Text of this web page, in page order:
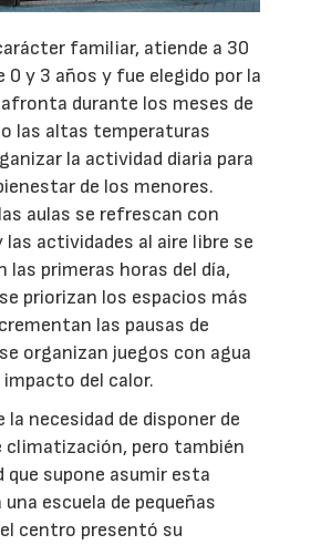
familiar, atiende a 30
0 y 3 años y fue elegido por la
durante los meses de
las altas temperaturas
la actividad diaria para
de los menores.
aulas se refrescan con
actividades al aire libre se
las primeras horas del día,
priorizan los espacios más
las pausas de
organizan juegos con agua
impacto del calor.
la necesidad de disponer de
climatización, pero también
que supone asumir esta
escuela de pequeñas
centro presentó su